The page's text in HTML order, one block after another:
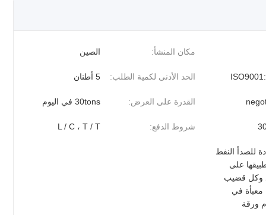
مكان المنشأ: الصين
الحد الأدنى لكمية الطلب: 5 أطنان
القدرة على العرض: 30tons في اليوم
شروط الدفع: L / C ، T / T
للصدأ النفط
على
وكل قضيب
معبأة في
ورقة